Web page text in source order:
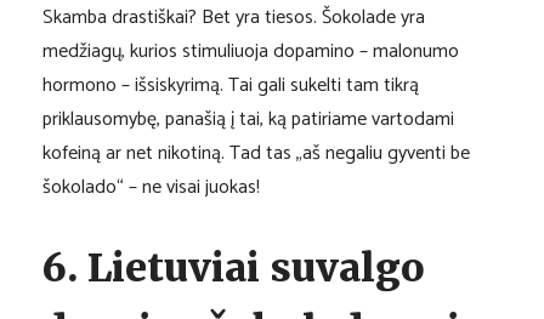
Skamba drastiškai? Bet yra tiesos. Šokolade yra
medžiagų, kurios stimuliuoja dopamino – malonumo
hormono – išsiskyrimą. Tai gali sukelti tam tikrą
priklausomybę, panašią į tai, ką patiriame vartodami
kofeiną ar net nikotiną. Tad tas „aš negaliu gyventi be
šokolado“ – ne visai juokas!
6. Lietuviai suvalgo